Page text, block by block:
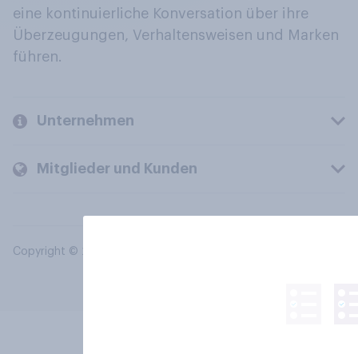
eine kontinuierliche Konversation über ihre
Überzeugungen, Verhaltensweisen und Marken
führen.
Unternehmen
Mitglieder und Kunden
Copyright © 2026 YouGov PLC. Alle Rechte vorbehalten.